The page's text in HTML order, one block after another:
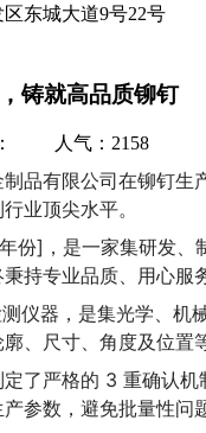
东城大道9号22号
铸就高品质铆钉
人气： 2158
品有限公司在铆钉生
业顶尖水平。
份]，是一家集研发、
持专业品质、用心服
仪器，是集光学、机
、尺寸、角度及位置
了严格的 3 重确认
参数，避免批量性问